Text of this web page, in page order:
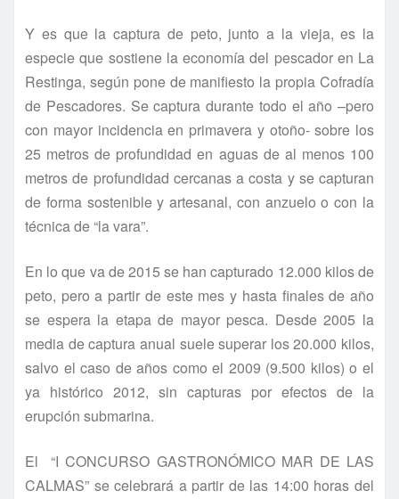
Y es que la captura de peto, junto a la vieja, es la
especie que sostiene la economía del pescador en La
Restinga, según pone de manifiesto la propia Cofradía
de Pescadores. Se captura durante todo el año –pero
con mayor incidencia en primavera y otoño- sobre los
25 metros de profundidad en aguas de al menos 100
metros de profundidad cercanas a costa y se capturan
de forma sostenible y artesanal, con anzuelo o con la
técnica de “la vara”.
En lo que va de 2015 se han capturado 12.000 kilos de
peto, pero a partir de este mes y hasta finales de año
se espera la etapa de mayor pesca. Desde 2005 la
media de captura anual suele superar los 20.000 kilos,
salvo el caso de años como el 2009 (9.500 kilos) o el
ya histórico 2012, sin capturas por efectos de la
erupción submarina.
El “I CONCURSO GASTRONÓMICO MAR DE LAS
CALMAS” se celebrará a partir de las 14:00 horas del